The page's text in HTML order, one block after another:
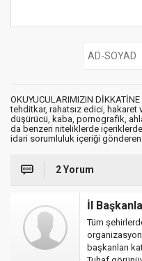
OKUYUCULARIMIZIN
tehditkar, rahatsız edici, hakaret
düşürücü, kaba, pornografik,
da benzeri niteliklerde
idari sorumluluk içeriği gönderen
2 Yorum
İl
Tüm
başkanları